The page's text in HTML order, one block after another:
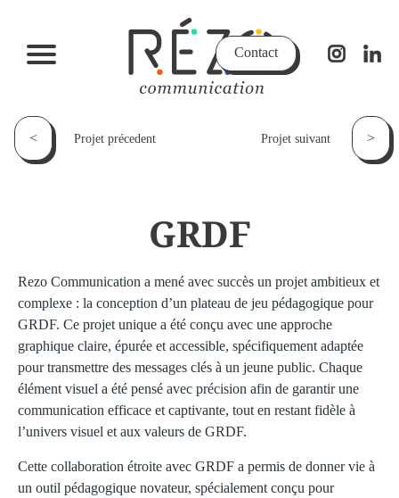
Contact
< Projet précedent Projet suivant >
GRDF
Rezo Communication a mené avec succès un projet ambitieux et
complexe : la conception d’un plateau de jeu pédagogique pour
GRDF. Ce projet unique a été conçu avec une approche
graphique claire, épurée et accessible, spécifiquement adaptée
pour transmettre des messages clés à un jeune public. Chaque
élément visuel a été pensé avec précision afin de garantir une
communication efficace et captivante, tout en restant fidèle à
l’univers visuel et aux valeurs de GRDF.
Cette collaboration étroite avec GRDF a permis de donner vie à
un outil pédagogique novateur, spécialement conçu pour